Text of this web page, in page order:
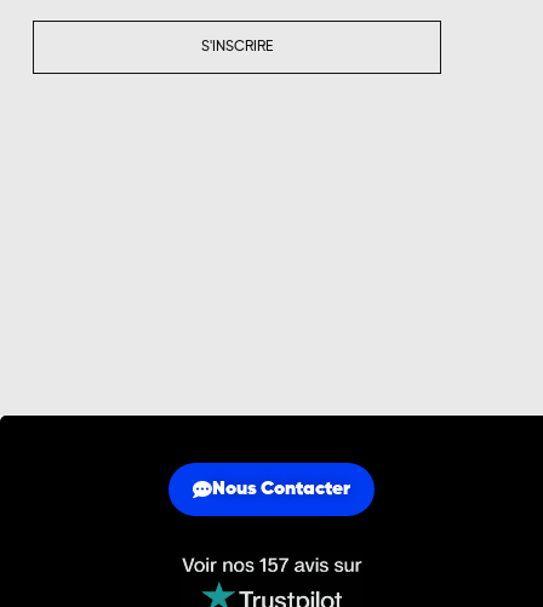
S'INSCRIRE
Nous Contacter